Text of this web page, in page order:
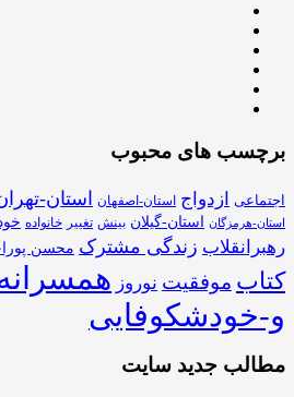
برچسب های محبوب
اجتماعی ازدواج استان-اصفهان استان-
استان-هرمزگان استان-گیلان بینش تغییر خانواده
رهبرانقلاب زندگی مشترک محسن
کتاب موفقیت نوروز
و-خودشکوفایی
مطالب جدید سایت